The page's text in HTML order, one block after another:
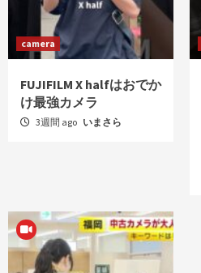
camera
FUJIFILM X halfはおでか
け最強カメラ
3週間 ago いまさら